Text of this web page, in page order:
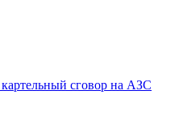
сговор на АЗС